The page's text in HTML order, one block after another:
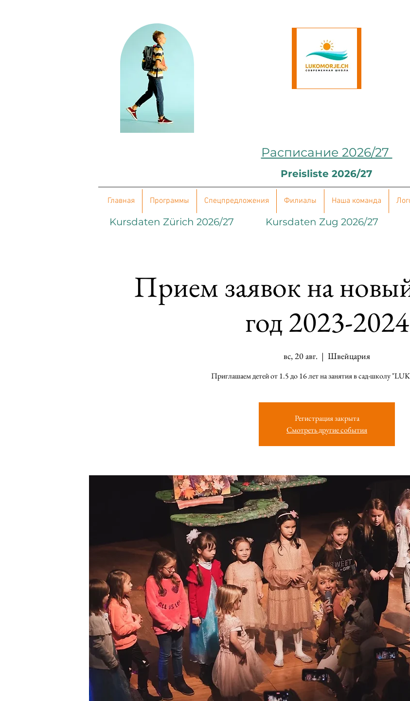
Расписание 2026/27
Preisliste 2026/27
Главная Программы Cпецпредложения Филиалы Наша команда
Kursdaten Zürich 2026/27 Kursdaten Zug 2026/27
Прием заявок на
год 2023-2024
вс, 20 авг.
  |
Швейцария
Приглашаем детей от 1.5 до 16 лет на занятия в сад-школу
Регистрация закрыта
Смотреть другие события